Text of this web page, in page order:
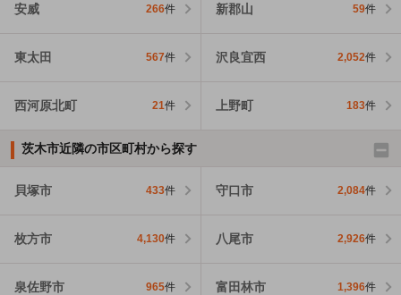
安威 266件 新郡山 59件
東太田 567件 沢良宜西 2,052件
西河原北町 21件 上野町 183件
茨木市近隣の市区町村から探す
貝塚市 433件 守口市 2,084件
枚方市 4,130件 八尾市 2,926件
泉佐野市 965件 富田林市 1,396件